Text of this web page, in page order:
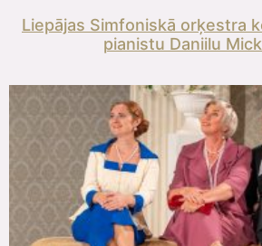
Liepājas Simfoniskā orķestra
pianistu Daniilu